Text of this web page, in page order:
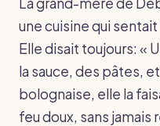
une cuisine qui
Elle disait toujours: «
la sauce, des pâtes,
bolognaise, elle la
feu doux, sans